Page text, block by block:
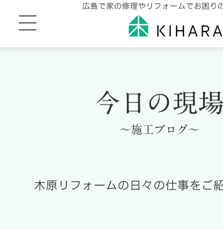
広島で家の修理やリフォームでお困り
今日の現
～施工ブログ～
木原リフォームの日々の仕事をご